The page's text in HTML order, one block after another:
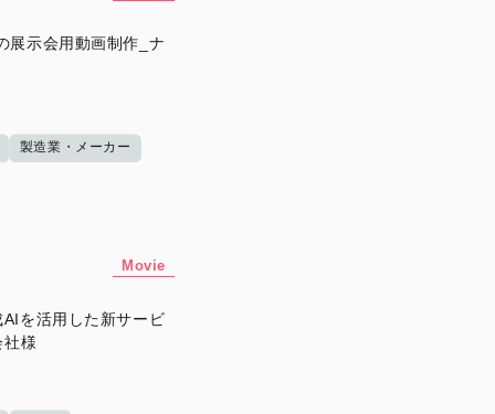
展示会用動画制作_ナ
製造業・メーカー
Movie
AIを活用した新サービ
社様